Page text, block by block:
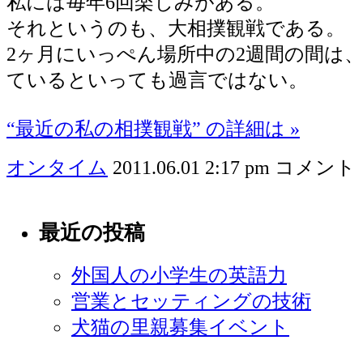
それというのも、大相撲観戦である。
2ヶ月にいっぺん場所中の2週間の間は
ているといっても過言ではない。
“最近の私の相撲観戦” の詳細は »
オンタイム 2011.06.01 2:17 pm コメント
最近の投稿
外国人の小学生の英語力
営業とセッティングの技術
犬猫の里親募集イベント